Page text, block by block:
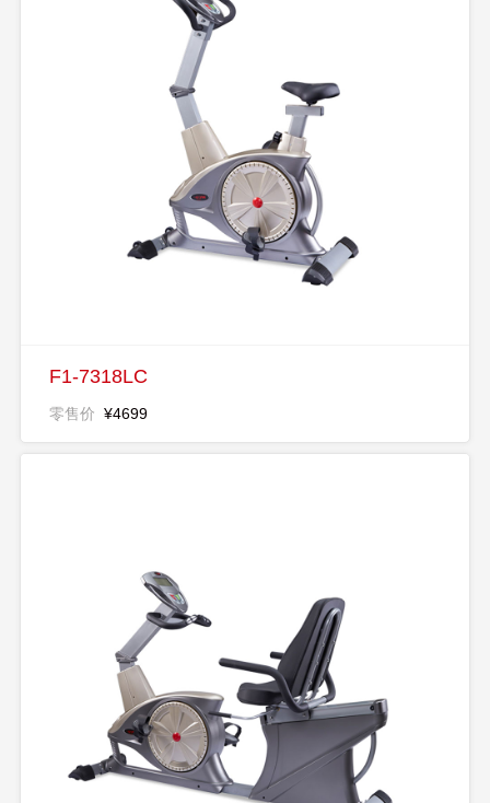
F1-7318LC
零售价 ¥4699